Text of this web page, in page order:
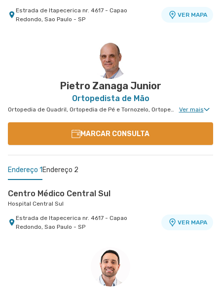
Estrada de Itapecerica nr. 4617 - Capao
Redondo, Sao Paulo - SP
VER MAPA
Pietro Zanaga Junior
Ortopedista de Mão
Ortopedia de Quadril, Ortopedia de Pé e Tornozelo, Ortopedia de Ombro, Ortopedia de Joelho, Ortopedia Geral, Cirurgia de Joelho, Cirurgia de Punho, Ortopedia de Punho, Ortopedia de Cotovelo, Cirurgia de Cotovelo, Cirurgia de Quadril, Cirurgia de Ombro, Cirurgia de Pé e Tornozelo, Cirurgia de Mão Ver mais
MARCAR CONSULTA
Endereço 1 Endereço 2
Centro Médico Central Sul
Hospital Central Sul
Estrada de Itapecerica nr. 4617 - Capao
Redondo, Sao Paulo - SP
VER MAPA
Hospital Central Oeste (Alphamed)
Avenida Corifeu de Azevedo Marques nr. 217 -